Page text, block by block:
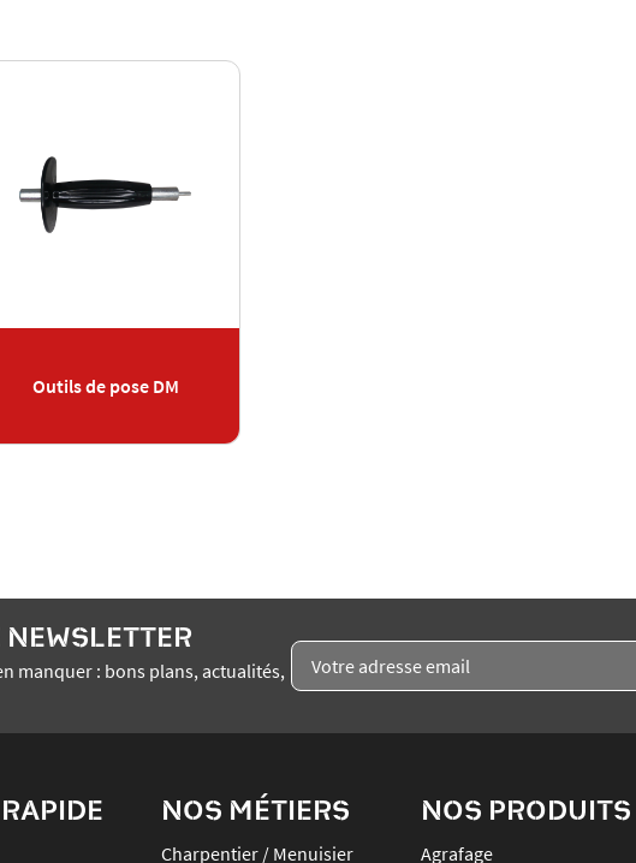
Outils de pose DM
manquer : bons plans, actualités,
NOS MÉTIERS
Charpentier / Menuisier
NOS PRODUITS
agrafage